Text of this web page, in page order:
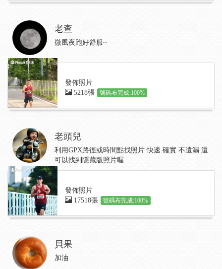
老查
微風夜跑好舒服~
發佈照片
5218張
號碼布完成:100%
老頭兒
利用GPX路徑或時間點找照片 快速 確實 不遺漏 還
可以找到隱藏版照片喔
發佈照片
17518張
號碼布完成:100%
貝果
加油